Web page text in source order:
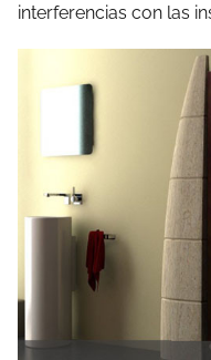
interferencias con las